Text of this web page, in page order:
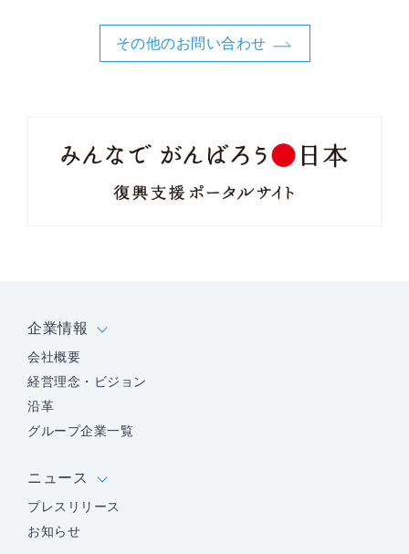
その他のお問い合わせ
企業情報
会社概要
経営理念・ビジョン
沿革
グループ企業一覧
ニュース
プレスリリース
お知らせ